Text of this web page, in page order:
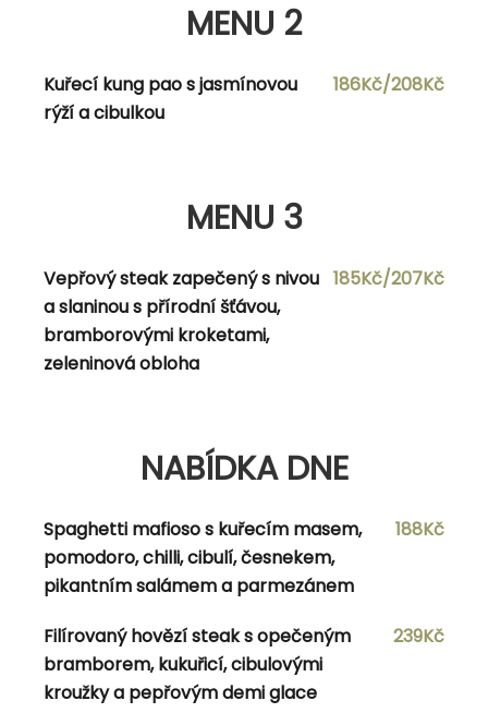
Previous PostPrevious
admin
View all posts by admin
RELATED POSTS
Categories
menu
MENU 2
Kuřecí kung pao s jasmínovou
rýží a cibulkou
186Kč/208Kč
MENU 3
Vepřový steak zapečený s nivou
a slaninou s přírodní šťávou,
bramborovými kroketami,
zeleninová obloha
185Kč/207Kč
NABÍDKA DNE
Spaghetti mafioso s kuřecím masem,
pomodoro, chilli, cibulí, česnekem,
pikantním salámem a parmezánem
188Kč
Filírovaný hovězí steak s opečeným
bramborem, kukuřicí, cibulovými
kroužky a pepřovým demi glace
239Kč